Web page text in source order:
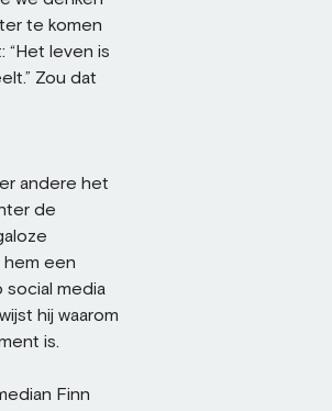
te komen
“Het leven is
Zou dat
andere het
de
hem een
media
hij waarom
is.
Finn